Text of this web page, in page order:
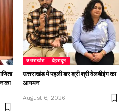
का
उत्तराखंड देहरादून
उत्तराखंड में पहली बार श्री श्री वेलबीइंग का
आगमन
August 6, 2026